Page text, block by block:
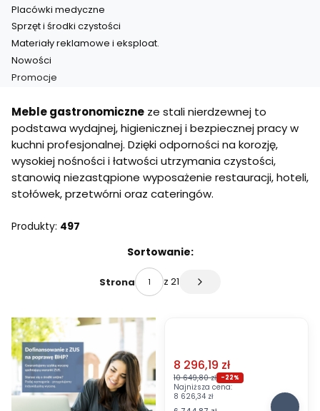
Placówki medyczne
Sprzęt i środki czystości
Materiały reklamowe i eksploat.
Nowości
Promocje
Meble gastronomiczne ze stali nierdzewnej to
podstawa wydajnej, higienicznej i bezpiecznej pracy w
kuchni profesjonalnej. Dzięki odporności na korozję,
wysokiej nośności i łatwości utrzymania czystości,
stanowią niezastąpione wyposażenie restauracji, hoteli,
stołówek, przetwórni oraz cateringów.
Produkty: 497
Sortowanie:
Strona z 21 Następne produkty
OKAZJA
O
k
Cena promocyjna
8 296,19 zł
10 649,80 zł -22%
Najniższa cena:
8 626,34 zł